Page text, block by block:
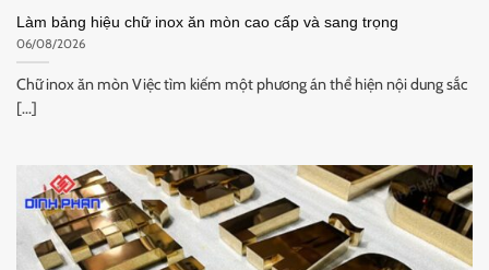
Làm bảng hiệu chữ inox ăn mòn cao cấp và sang trọng
06/08/2026
Chữ inox ăn mòn Việc tìm kiếm một phương án thể hiện nội dung sắc
[...]